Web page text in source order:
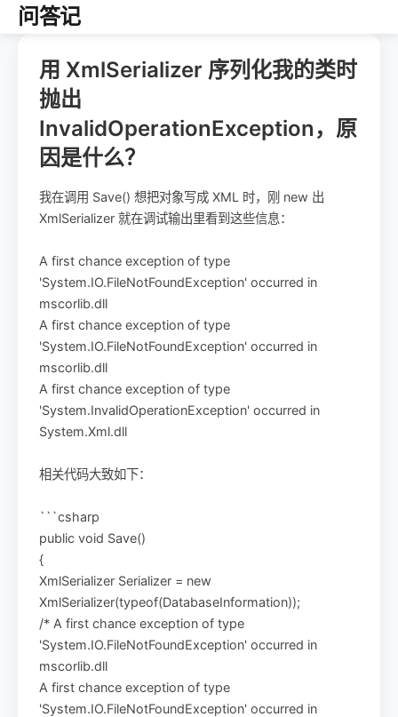
问答记
用 XmlSerializer 序列化我的类时
抛出
InvalidOperationException，原
因是什么？
我在调用 Save() 想把对象写成 XML 时，刚 new 出
XmlSerializer 就在调试输出里看到这些信息：
A first chance exception of type
'System.IO.FileNotFoundException' occurred in
mscorlib.dll
A first chance exception of type
'System.IO.FileNotFoundException' occurred in
mscorlib.dll
A first chance exception of type
'System.InvalidOperationException' occurred in
System.Xml.dll
相关代码大致如下：
```csharp
public void Save()
{
XmlSerializer Serializer = new
XmlSerializer(typeof(DatabaseInformation));
/* A first chance exception of type
'System.IO.FileNotFoundException' occurred in
mscorlib.dll
A first chance exception of type
'System.IO.FileNotFoundException' occurred in